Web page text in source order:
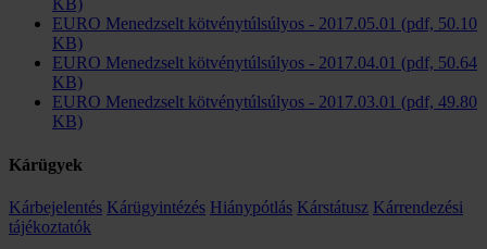
KB)
EURO Menedzselt kötvénytúlsúlyos - 2017.05.01 (pdf, 50.10
KB)
EURO Menedzselt kötvénytúlsúlyos - 2017.04.01 (pdf, 50.64
KB)
EURO Menedzselt kötvénytúlsúlyos - 2017.03.01 (pdf, 49.80
KB)
Kárügyek
Kárbejelentés Kárügyintézés Hiánypótlás Kárstátusz Kárrendezési
tájékoztatók